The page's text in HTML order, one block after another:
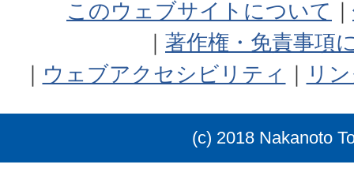
このウェブサイトについて
著作権・免責事項
ウェブアクセシビリティ
リ
(c) 2018 Nakanoto